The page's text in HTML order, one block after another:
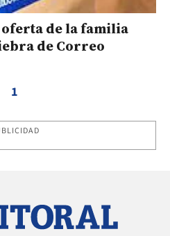
de la familia
de Correo
1